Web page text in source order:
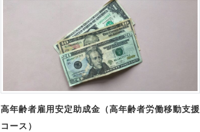
高年齢者雇用安定助成金（高年齢者労働移動支援
コース）